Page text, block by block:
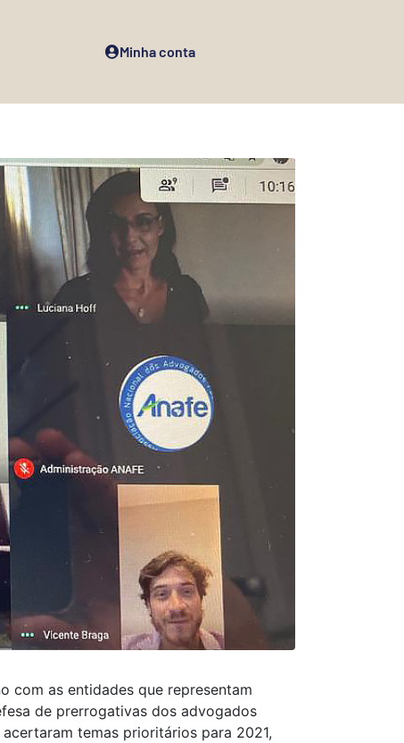
Minha conta
com as entidades que representam
de prerrogativas dos advogados
temas prioritários para 2021,